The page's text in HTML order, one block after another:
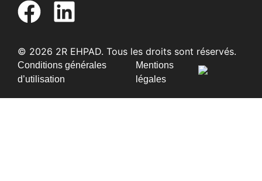
© 2026 2R EHPAD. Tous les droits sont réservés.
Conditions générales
d’utilisation
Mentions
légales